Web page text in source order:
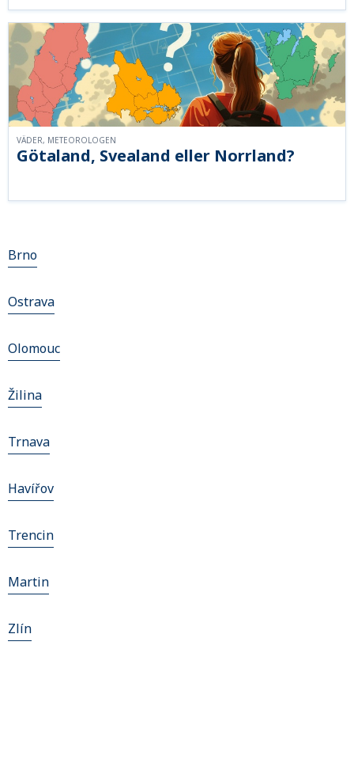
Götaland, Svealand eller Norrland?
VÄDER, METEOROLOGEN
Brno
Ostrava
Olomouc
Žilina
Trnava
Havířov
Trencin
Martin
Zlín